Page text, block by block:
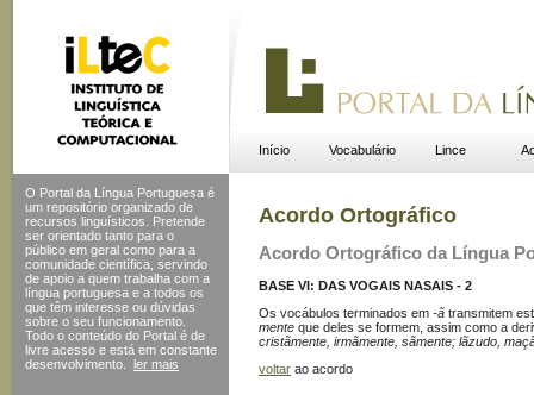
Início Vocabulário Lince
O Portal da Língua Portuguesa é
um repositório organizado de
recursos linguísticos. Pretende
ser orientado tanto para o
público em geral como para a
comunidade científica, servindo
de apoio a quem trabalha com a
língua portuguesa e a todos os
que têm interesse ou dúvidas
sobre o seu funcionamento.
Todo o conteúdo do Portal é de
livre acesso e está em constante
desenvolvimento.
ler mais
Acordo Ortográfico
Acordo Ortográfico da Língua
BASE VI: DAS VOGAIS NASAIS - 2
Os vocábulos terminados em -ã transmitem
mente que deles se formem, assim como a
cristãmente, irmãmente, sãmente; lãzudo,
voltar ao acordo